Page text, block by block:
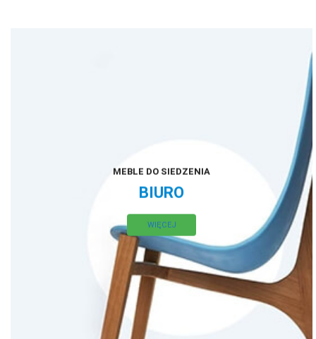
MEBLE DO SIEDZENIA
BIURO
WIĘCEJ